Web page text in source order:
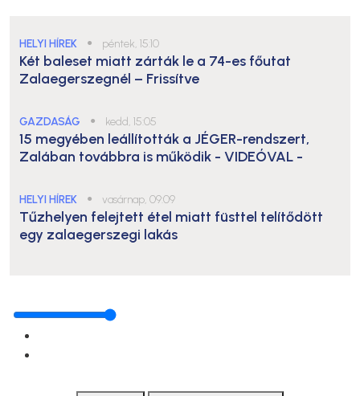
HELYI HÍREK ● péntek, 15:10
Két baleset miatt zárták le a 74-es főutat
Zalaegerszegnél – Frissítve
GAZDASÁG ● kedd, 15:05
15 megyében leállították a JÉGER-rendszert,
Zalában továbbra is működik - VIDEÓVAL -
HELYI HÍREK ● vasárnap, 09:09
Tűzhelyen felejtett étel miatt füsttel telítődött
egy zalaegerszegi lakás